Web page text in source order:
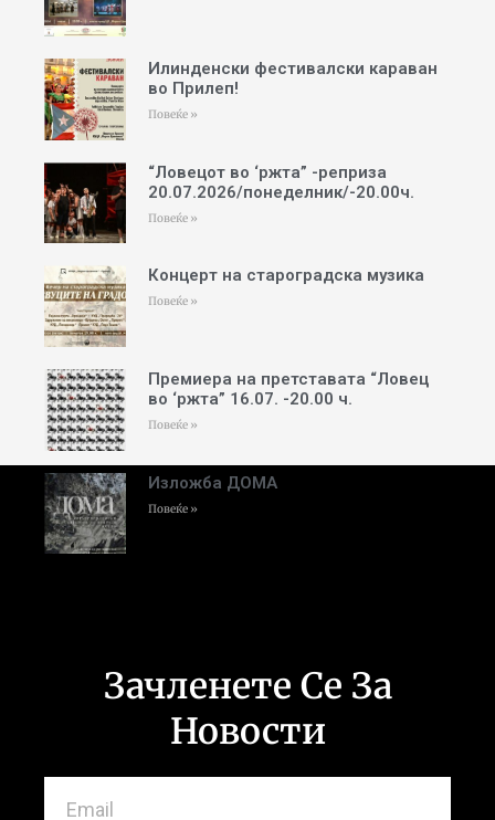
Илинденски фестивалски караван
во Прилеп!
Повеќе »
“Ловецот во ‘ржта” -реприза
20.07.2026/понеделник/-20.00ч.
Повеќе »
Концерт на староградска музика
Повеќе »
Премиера на претставата “Ловец
во ‘ржта” 16.07. -20.00 ч.
Повеќе »
Изложба ДОМА
Повеќе »
Зачленете Се За
Новости